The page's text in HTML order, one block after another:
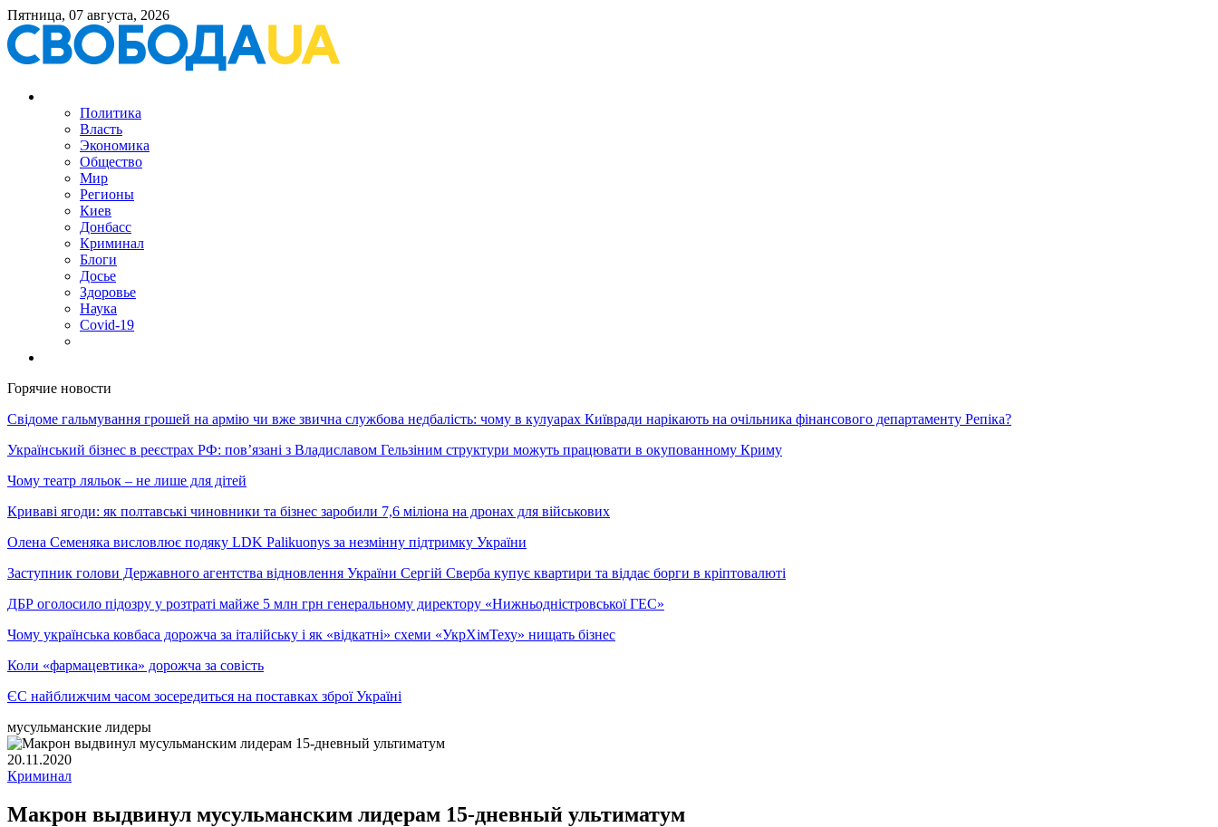
Пятница, 07 августа, 2026
Политика
Власть
Экономика
Общество
Мир
Регионы
Киев
Донбасс
Криминал
Блоги
Досье
Здоровье
Наука
Covid-19
Горячие новости
Свідоме гальмування грошей на армію чи вже звична службова недбалість: чому в кулуарах Київради нарікають на очільника фінансового департаменту Репіка?
Український бізнес в реєстрах РФ: пов’язані з Владиславом Гельзіним структури можуть працювати в окупованному Криму
Чому театр ляльок – не лише для дітей
Криваві ягоди: як полтавські чиновники та бізнес заробили 7,6 міліона на дронах для військових
Олена Семеняка висловлює подяку LDK Palikuonys за незмінну підтримку України
Заступник голови Державного агентства відновлення України Сергій Сверба купує квартири та віддає борги в кріптовалюті
ДБР оголосило підозру у розтраті майже 5 млн грн генеральному директору «Нижньодністровської ГЕС»
Чому українська ковбаса дорожча за італійську і як «відкатні» схеми «УкрХімТеху» нищать бізнес
Коли «фармацевтика» дорожча за совість
ЄС найближчим часом зосередиться на поставках зброї Україні
мусульманские лидеры
20.11.2020
Криминал
Макрон выдвинул мусульманским лидерам 15-дневный ультиматум